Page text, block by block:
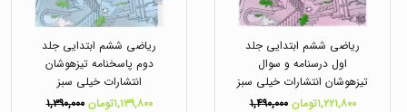
ریاضی ششم ابتدایی جلد
اول درسنامه و سوال
تیزهوشان انتشارات خیلی سبز
۱,۲۲۱,۸۰۰تومان
۱,۴۹۰,۰۰۰
ریاضی ششم ابتدایی جلد
دوم پاسخنامه تیزهوشان
انتشارات خیلی سبز
۱,۱۳۹,۸۰۰تومان
۱,۳۹۰,۰۰۰